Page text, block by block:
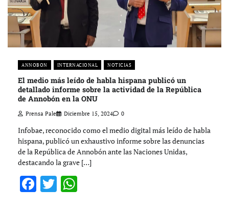
ANNOBON INTERNACIONAL NOTICIAS
El medio más leído de habla hispana publicó un
detallado informe sobre la actividad de la República
de Annobón en la ONU
Prensa Pale Diciembre 15, 2024 0
Infobae, reconocido como el medio digital más leído de habla
hispana, publicó un exhaustivo informe sobre las denuncias
de la República de Annobón ante las Naciones Unidas,
destacando la grave […]
Facebook
Twitter